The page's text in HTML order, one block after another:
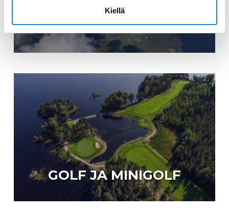
Kiellä
ELÄMYKSET
GOLF JA MINIGOLF